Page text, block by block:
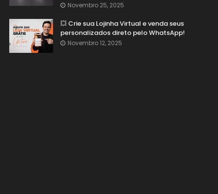
Novembro 25, 2025
💥 Crie sua Lojinha Virtual e venda seus
personalizados direto pelo WhatsApp!
Novembro 12, 2025